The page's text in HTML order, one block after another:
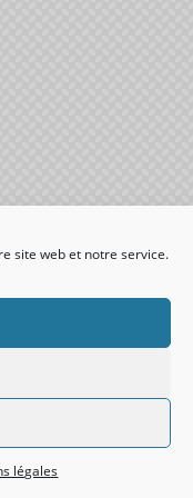
site web et notre service.
légales